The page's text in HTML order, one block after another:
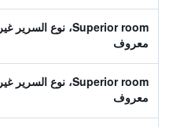
Superior room، نوع السرير غير
معروف
Superior room، نوع السرير غير
معروف